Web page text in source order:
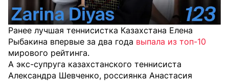
Ранее лучшая теннисистка Казахстана Елена
Рыбакина впервые за два года выпала из топ-10
мирового рейтинга.
А экс-супруга казахстанского теннисиста
Александра Шевченко, россиянка Анастасия